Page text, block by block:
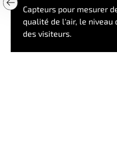
Capteurs pour mesurer
qualité de l'air, le niveau
des visiteurs.